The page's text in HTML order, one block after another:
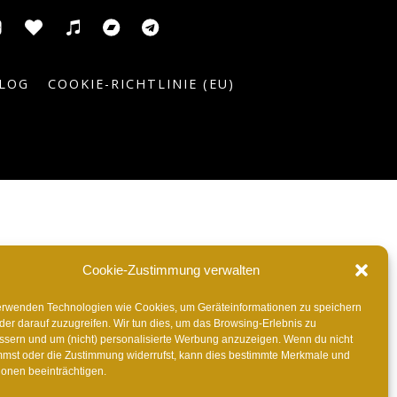
Cookie-Zustimmung verwalten
Technologien wie Cookies, um Geräteinformationen zu speichern
darauf zuzugreifen. Wir tun dies, um das Browsing-Erlebnis zu
und um (nicht) personalisierte Werbung anzuzeigen. Wenn du nicht
oder die Zustimmung widerrufst, kann dies bestimmte Merkmale und
beeinträchtigen.
Anghami
Tidal Bandcamp
COOKIE-RICHTLINIE (EU)